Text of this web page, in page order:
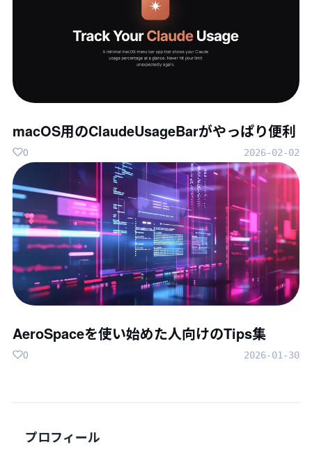
macOS用のClaudeUsageBarがやっぱり便利
2026-02-02
0
AeroSpaceを使い始めた人向けのTips集
2026-01-30
0
プロフィール